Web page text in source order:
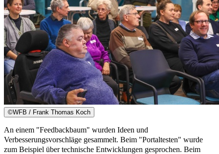
©WFB / Frank Thomas Koch
An einem "Feedbackbaum" wurden Ideen und
Verbesserungsvorschläge gesammelt. Beim "Portaltesten" wurde
zum Beispiel über technische Entwicklungen gesprochen. Beim